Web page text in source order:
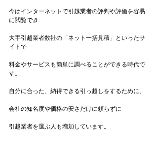
今はインターネットで引越業者の評判や評価を容易
に閲覧でき
大手引越業者数社の「ネット一括見積」といったサ
イトで
料金やサービスも簡単に調べることができる時代で
す。
自分に合った、納得できる引っ越しをするために、
会社の知名度や価格の安さだけに頼らずに
引越業者を選ぶ人も増加しています。